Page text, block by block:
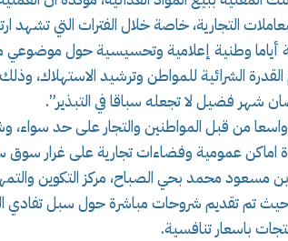
التجارية، خاصة خلال الفترات التي تشهد
وطنية إعلامية وتحسيسية حول موضوعي
القدرة الشرائية للمواطن وترشيد الاستهلاك،
شهر فضيل لا تجعله سباقا في التبذير”.
واسعا من قبل المواطنين والتجار على حد
اماكن عمومية وفضاءات تجارية على غرار سوق
مسعود محمد بحي الصباح، مركز التكوين
حيث تم تقديم شروحات مباشرة حول سبل تفادي
باسعار تنافسية.